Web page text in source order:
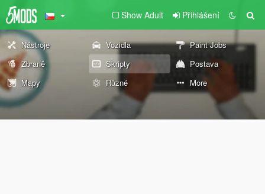
Show Adult Přihlášení
Nástroje Vozidla
Paint Jobs
Zbraně
Skripty
Postava
Mapy
Různé More